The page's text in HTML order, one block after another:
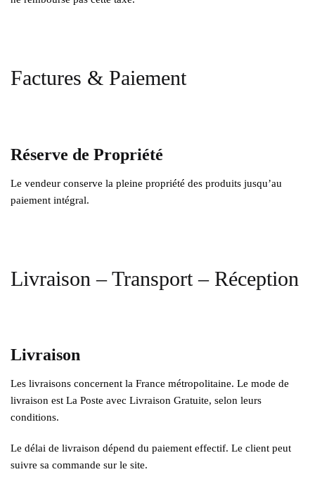
Factures & Paiement
Réserve de Propriété
Le vendeur conserve la pleine propriété des produits jusqu’au
paiement intégral.
Livraison – Transport – Réception
Livraison
Les livraisons concernent la France métropolitaine. Le mode de
livraison est La Poste avec Livraison Gratuite, selon leurs
conditions.
Le délai de livraison dépend du paiement effectif. Le client peut
suivre sa commande sur le site.